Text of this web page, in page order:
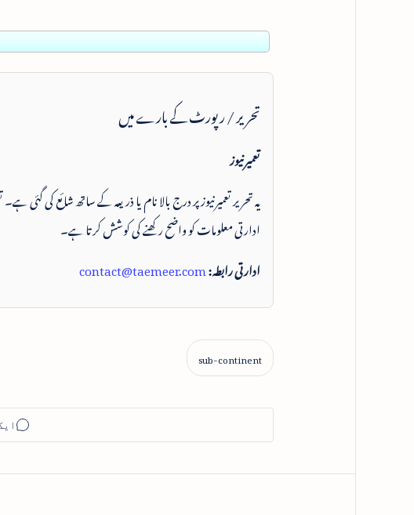
تحریر / رپورٹ کے بارے میں
تعمیرنیوز
یہ تحریر تعمیرنیوز پر درج بالا نام یا ذریعہ کے ساتھ شائع کی گئی
ادارتی معلومات کو واضح رکھنے کی کوشش کرتا ہے۔
ادارتی رابطہ:contact@taemeer.com